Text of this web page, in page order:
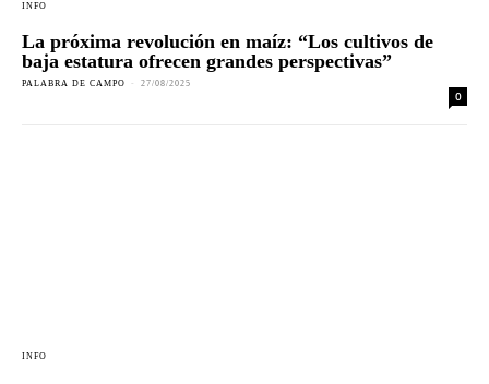
INFO
La próxima revolución en maíz: “Los cultivos de
baja estatura ofrecen grandes perspectivas”
PALABRA DE CAMPO - 27/08/2025
0
INFO